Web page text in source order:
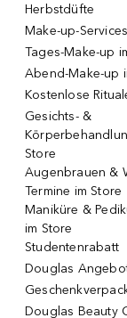
Herbstdüfte
Make-up-Services
Tages-Make-up
Abend-Make-up
Kostenlose
Gesichts- &
Store
Augenbrauen &
Termine im Store
Maniküre &
im Store
Studentenrabatt
Douglas
Douglas Beauty